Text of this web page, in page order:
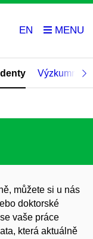
EN
Výzkumné
můžete si u nás
doktorské
vaše práce
která aktuálně